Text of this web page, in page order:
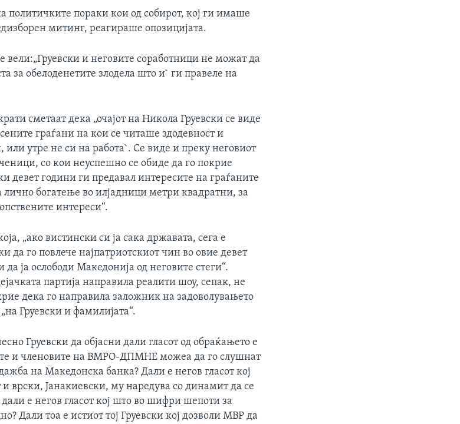
политичките пораки кои од собирот, кој ги имаше
митинг, реагираше опозицијата.
и неговите соработници не можат да
за обелоденетите злодела што и` ги правеле на
сметаат дека „очајот на Никола Груевски се виде
граѓани на кои се читаше здодевност и
или утре не си на работа`. Се виде и преку неговиот
со кои неуспешно се обиде да го покрие
девет години ги предавал интересите на граѓаните
богатење во илјадници метри квадратни, за
интереси“.
„ако вистински си ја сака државата, сега е
да го повлече најпатриотскиот чин во овие девет
ја ослободи Македонија од неговите стеги“.
партија направила реалити шоу, сепак, не
дека го направила заложник на задоволувањето
Груевски и фамилијата“.
Груевски да објасни дали гласот од обраќањето е
и членовите на ВМРО-ДПМНЕ можеа да го слушнат
на Македонска банка? Дали е негов гласот кој
врски, Јанакиевски, му наредува со динамит да се
е негов гласот кој што во шифри шепоти за
Дали тоа е истиот тој Груевски кој дозволи МВР да